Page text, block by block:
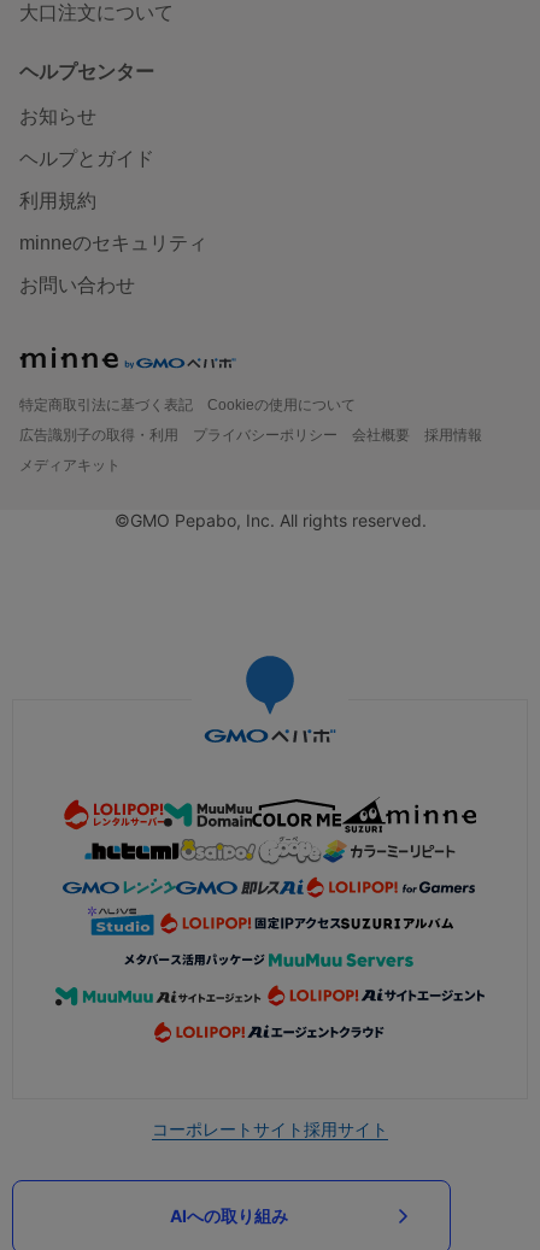
大口注文について
ヘルプセンター
お知らせ
ヘルプとガイド
利用規約
minneのセキュリティ
お問い合わせ
特定商取引法に基づく表記
Cookieの使用について
広告識別子の取得・利用
プライバシーポリシー 会社概要
採用情報
メディアキット
©GMO Pepabo, Inc. All rights reserved.
コーポレートサイト採用サイト
AIへの取り組み